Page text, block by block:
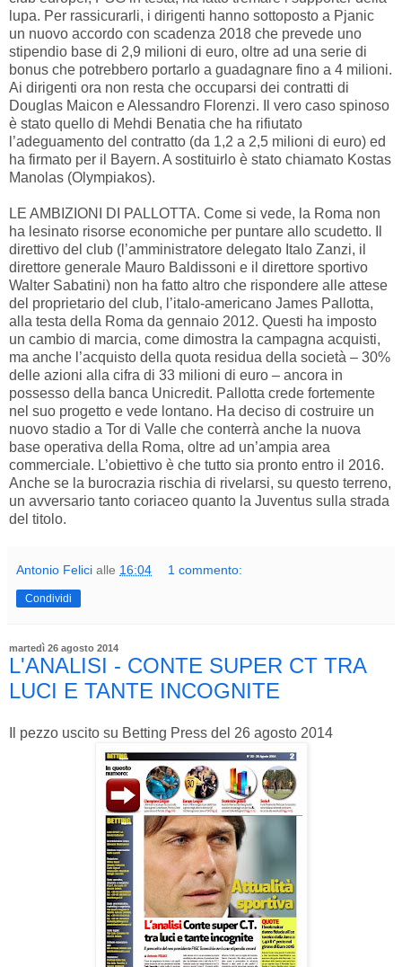
lupa. Per rassicurarli, i dirigenti hanno sottoposto a Pjanic
un nuovo accordo con scadenza 2018 che prevede uno
stipendio base di 2,9 milioni di euro, oltre ad una serie di
bonus che potrebbero portarlo a guadagnare fino a 4 milioni.
Ai dirigenti ora non resta che occuparsi dei contratti di
Douglas Maicon e Alessandro Florenzi. Il vero caso spinoso
è stato quello di Mehdi Benatia che ha rifiutato
l’adeguamento del contratto (da 1,2 a 2,5 milioni di euro) ed
ha firmato per il Bayern. A sostituirlo è stato chiamato Kostas
Manolas (Olympiakos).
LE AMBIZIONI DI PALLOTTA. Come si vede, la Roma non
ha lesinato risorse economiche per puntare allo scudetto. Il
direttivo del club (l’amministratore delegato Italo Zanzi, il
direttore generale Mauro Baldissoni e il direttore sportivo
Walter Sabatini) non ha fatto altro che rispondere alle attese
del proprietario del club, l’italo-americano James Pallotta,
alla testa della Roma da gennaio 2012. Questi ha imposto
un cambio di marcia, come dimostra la campagna acquisti,
ma anche l’acquisto della quota residua della società – 30%
delle azioni alla cifra di 33 milioni di euro – ancora in
possesso della banca Unicredit. Pallotta crede fortemente
nel suo progetto e vede lontano. Ha deciso di costruire un
nuovo stadio a Tor di Valle che conterrà anche la nuova
base operativa della Roma, oltre ad un’ampia area
commerciale. L’obiettivo è che tutto sia pronto entro il 2016.
Anche se la burocrazia rischia di rivelarsi, su questo terreno,
un avversario tanto coriaceo quanto la Juventus sulla strada
del titolo.
Antonio Felici alle 16:04 1 commento:
Condividi
martedì 26 agosto 2014
L'ANALISI - CONTE SUPER CT TRA
LUCI E TANTE INCOGNITE
Il pezzo uscito su Betting Press del 26 agosto 2014